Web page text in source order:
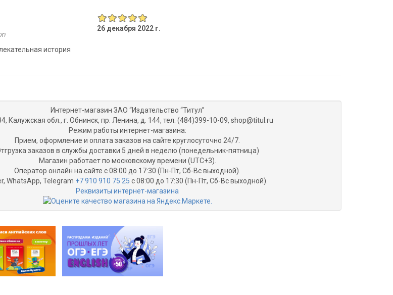
26 декабря 2022 г.
история
Интернет-магазин ЗАО “Издательство “Титул”
Калужская обл., г. Обнинск, пр. Ленина, д. 144, тел. (484)399-10-09, shop@titul.ru
Режим работы интернет-магазина:
Прием, оформление и оплата заказов на сайте круглосуточно 24/7.
заказов в службы доставки 5 дней в неделю (понедельник-пятница)
Магазин работает по московскому времени (UTC+3).
Оператор онлайн на сайте с 08:00 до 17:30 (Пн-Пт, Сб-Вс выходной).
WhatsApp, Telegram +7 910 910 75 25 с 08:00 до 17:30 (Пн-Пт, Сб-Вс выходной).
Реквизиты интернет-магазина